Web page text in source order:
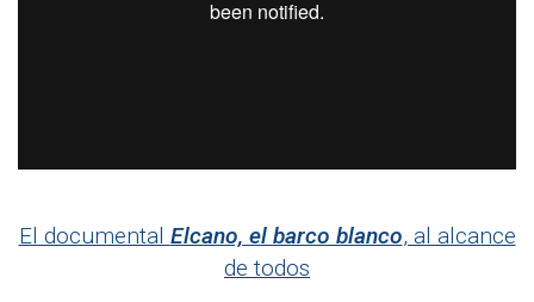
El documental Elcano, el barco blanco, al alcance
de todos